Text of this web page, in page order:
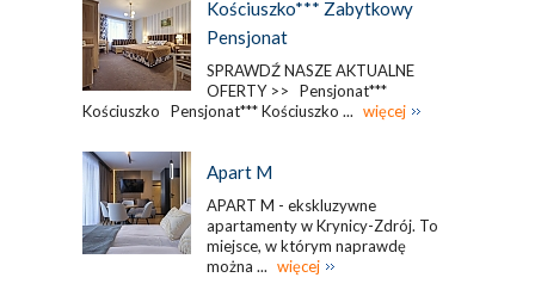
Kościuszko*** Zabytkowy
Pensjonat
SPRAWDŹ NASZE AKTUALNE
OFERTY >> Pensjonat***
Kościuszko Pensjonat*** Kościuszko ... więcej
Apart M
APART M - ekskluzywne
apartamenty w Krynicy-Zdrój. To
miejsce, w którym naprawdę
można ... więcej